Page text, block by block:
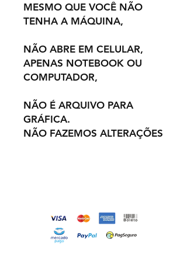
MESMO QUE VOCÊ NÃO
TENHA A MÁQUINA,
NÃO ABRE EM CELULAR,
APENAS NOTEBOOK OU
COMPUTADOR,
NÃO É ARQUIVO PARA
GRÁFICA.
NÃO FAZEMOS ALTERAÇÕES